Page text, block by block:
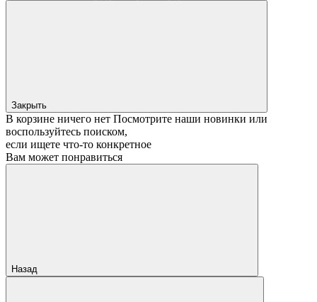
Закрыть
В корзине ничего нет Посмотрите наши новинки или
воспользуйтесь поиском,
если ищете что‑то конкретное
Вам может понравиться
Назад